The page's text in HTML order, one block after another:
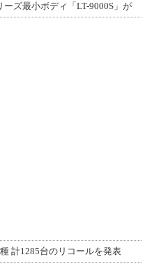
ーズ最小ボディ「LT-9000S」が
計1285台のリコールを発表